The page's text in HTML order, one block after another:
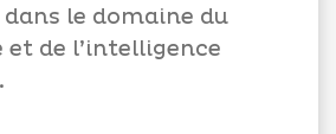
le domaine du
et de l’intelligence